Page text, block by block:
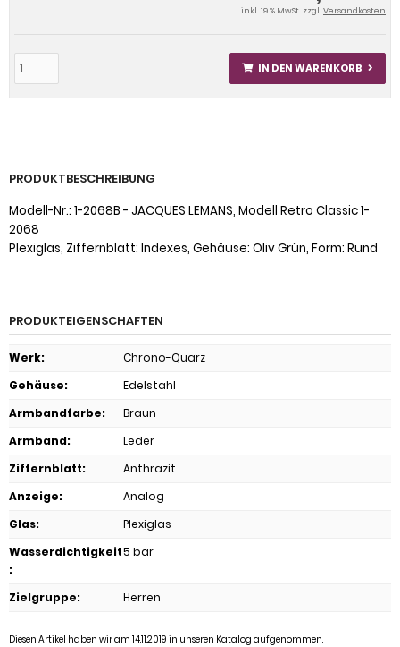
inkl. 19 % MwSt. zzgl.Versandkosten
IN DEN WARENKORB
PRODUKTBESCHREIBUNG
Modell-Nr.: 1-2068B - JACQUES LEMANS, Modell Retro Classic 1-
2068
Plexiglas, Ziffernblatt: Indexes, Gehäuse: Oliv Grün, Form: Rund
PRODUKTEIGENSCHAFTEN
Werk:
Chrono-Quarz
Gehäuse:
Edelstahl
Armbandfarbe:
Braun
Armband:
Leder
Ziffernblatt:
Anthrazit
Anzeige:
Analog
Glas:
Plexiglas
Wasserdichtigkeit
:
5 bar
Zielgruppe: Herren
Diesen Artikel haben wir am 14.11.2019 in unseren Katalog aufgenommen.